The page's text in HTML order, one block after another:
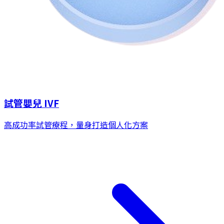
試管嬰兒 IVF
高成功率試管療程，量身打造個人化方案